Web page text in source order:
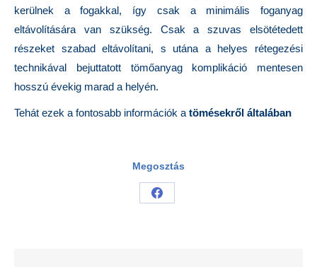
kerülnek a fogakkal, így csak a minimális foganyag
eltávolítására van szükség. Csak a szuvas elsötétedett
részeket szabad eltávolítani, s utána a helyes rétegezési
technikával bejuttatott tömőanyag komplikáció mentesen
hosszú évekig marad a helyén.
Tehát ezek a fontosabb információk a tömésekről általában
Megosztás
Share